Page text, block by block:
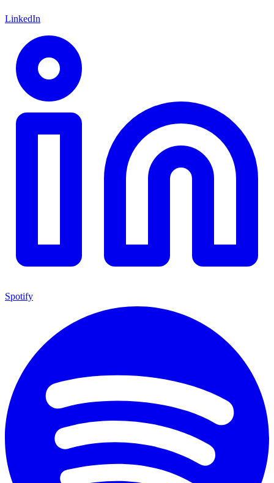
LinkedIn
Spotify